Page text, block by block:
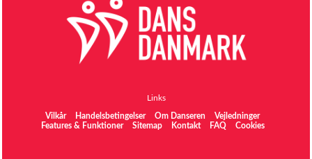
Links
Vilkår Handelsbetingelser Om Danseren
Vejledninger
Features & Funktioner
Sitemap Kontakt FAQ Cookies